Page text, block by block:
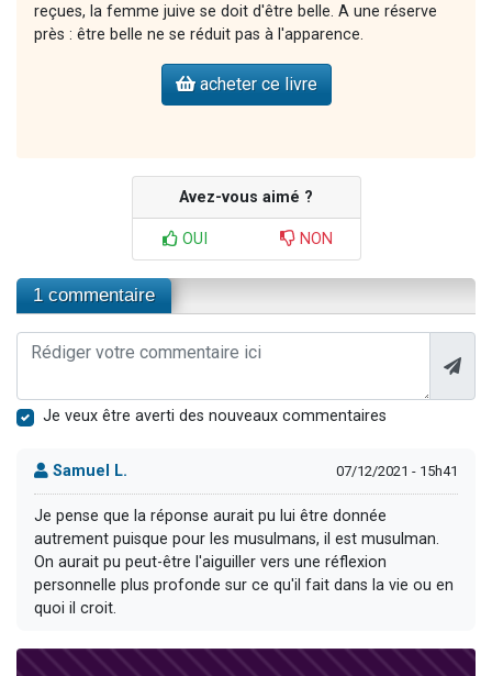
reçues, la femme juive se doit d'être belle. A une réserve
près : être belle ne se réduit pas à l'apparence.
acheter ce livre
Avez-vous aimé ?
OUI NON
1 commentaire
Je veux être averti des nouveaux commentaires
Samuel L. 07/12/2021 - 15h41
Je pense que la réponse aurait pu lui être donnée
autrement puisque pour les musulmans, il est musulman.
On aurait pu peut-être l'aiguiller vers une réflexion
personnelle plus profonde sur ce qu'il fait dans la vie ou en
quoi il croit.